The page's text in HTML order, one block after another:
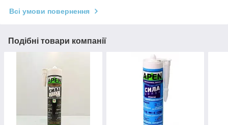
Всі умови повернення
Подібні товари компанії